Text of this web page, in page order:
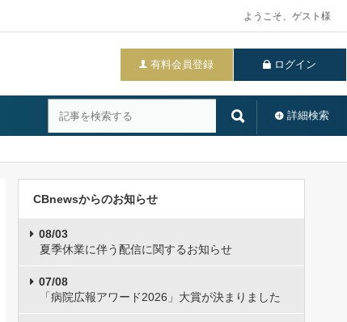
ようこそ、ゲスト様
有料会員登録 ログイン
詳細検索
CBnewsからのお知らせ
08/03
夏季休業に伴う配信に関するお知らせ
07/08
「病院広報アワード2026」大賞が決まりました